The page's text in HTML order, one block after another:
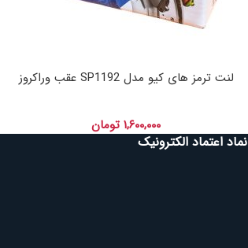
لنت ترمز های کیو مدل SP1192 عقب وراکروز
۱,۶۰۰,۰۰۰ تومان
نماد اعتماد الکترونیک